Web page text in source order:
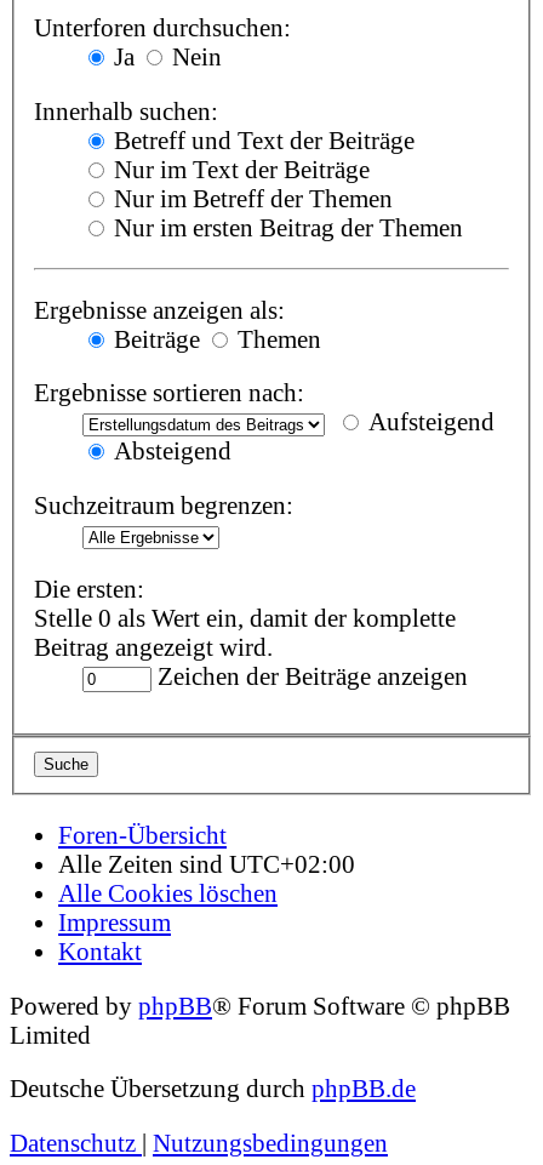
Unterforen durchsuchen:
Ja
Nein
Innerhalb suchen:
Betreff und Text der Beiträge
Nur im Text der Beiträge
Nur im Betreff der Themen
Nur im ersten Beitrag der Themen
Ergebnisse anzeigen als:
Beiträge
Themen
Ergebnisse sortieren nach:
Aufsteigend
Absteigend
Suchzeitraum begrenzen:
Die ersten:
Stelle 0 als Wert ein, damit der komplette
Beitrag angezeigt wird.
Zeichen der Beiträge anzeigen
Foren-Übersicht
Alle Zeiten sind UTC+02:00
Alle Cookies löschen
Impressum
Kontakt
Powered by phpBB® Forum Software © phpBB
Limited
Deutsche Übersetzung durch phpBB.de
Datenschutz | Nutzungsbedingungen